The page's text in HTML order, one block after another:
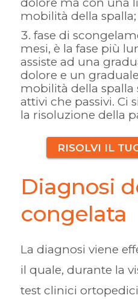
mobilità della spalla;
fase di
mesi, è la fase più
assiste ad una
dolore e un
mobilità della
attivi che passivi. Ci
la risoluzione della
RISOLVI IL
Diagnosi
congelata
La diagnosi viene
il quale, durante la
test clinici